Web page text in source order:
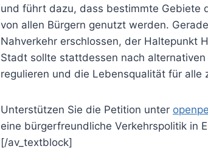
und führt dazu, dass bestimmte Gebiete
von allen Bürgern genutzt werden.
Nahverkehr erschlossen, der Haltepunkt
Stadt sollte stattdessen nach
regulieren und die Lebensqualität für alle
Unterstützen Sie die Petition unter
eine bürgerfreundliche Verkehrspolitik in
[/av_textblock]